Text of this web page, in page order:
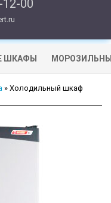
00
ШКАФЫ
» Холодильный шкаф